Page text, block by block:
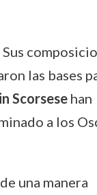
las bases
Scorsesehan
a los
una manera